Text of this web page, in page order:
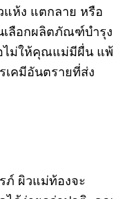
แห้ง แตกลาย หรือ
ลือกผลิตภัณฑ์บำรุง
ไม่ให้คุณแม่มีผื่น แพ้
เคมีอันตรายที่ส่ง
ภ์ ผิวแม่ท้องจะ